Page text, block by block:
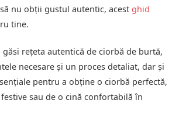
nu obții gustul autentic, acest ghid
tine.
rețeta autentică de ciorbă de burtă,
necesare și un proces detaliat, dar și
pentru a obține o ciorbă perfectă,
sau de o cină confortabilă în